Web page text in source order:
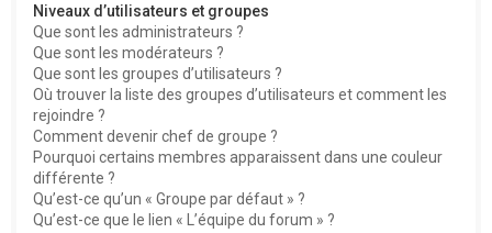
Niveaux d’utilisateurs et groupes
Que sont les administrateurs ?
Que sont les modérateurs ?
Que sont les groupes d’utilisateurs ?
Où trouver la liste des groupes d’utilisateurs et comment les
rejoindre ?
Comment devenir chef de groupe ?
Pourquoi certains membres apparaissent dans une couleur
différente ?
Qu’est-ce qu’un « Groupe par défaut » ?
Qu’est-ce que le lien « L’équipe du forum » ?